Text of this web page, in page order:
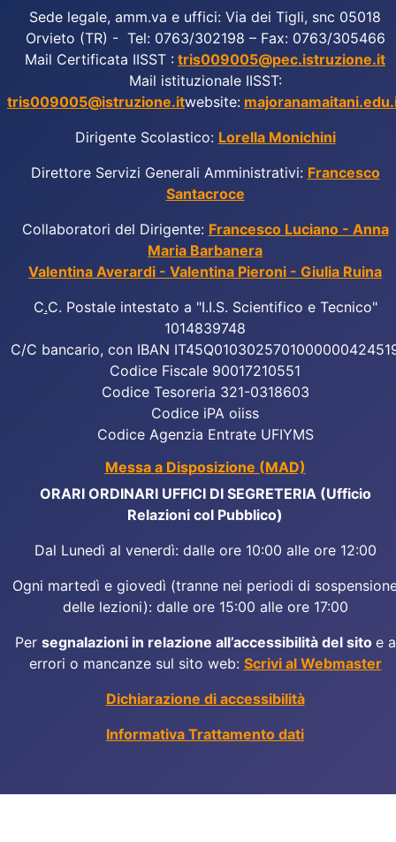
Sede legale, amm.va e uffici: Via dei Tigli, snc 05018
Orvieto (TR) - Tel: 0763/302198 – Fax: 0763/305466
Mail Certificata IISST : tris009005@pec.istruzione.it
Mail istituzionale IISST:
tris009005@istruzione.itwebsite:
Dirigente Scolastico: Lorella Monichini
Direttore Servizi Generali Amministrativi: Francesco
Santacroce
Collaboratori del Dirigente: Francesco Luciano - Anna
Maria Barbanera
Valentina Averardi - Valentina Pieroni - Giulia Ruina
C.C. Postale intestato a "I.I.S. Scientifico e Tecnico"
1014839748
C/C bancario, con IBAN
Codice Fiscale 90017210551
Codice Tesoreria 321-0318603
Codice iPA oiiss
Codice Agenzia Entrate UFIYMS
Messa a Disposizione (MAD)
ORARI ORDINARI UFFICI DI SEGRETERIA (Ufficio
Relazioni col Pubblico)
Dal Lunedì al venerdì: dalle ore 10:00 alle ore 12:00
Ogni martedì e giovedì (tranne nei periodi di
delle lezioni): dalle ore 15:00 alle ore 17:00
Per segnalazioni in relazione all’accessibilità del sito e a
errori o mancanze sul sito web: Scrivi al Webmaster
Dichiarazione di accessibilità
Informativa Trattamento dati